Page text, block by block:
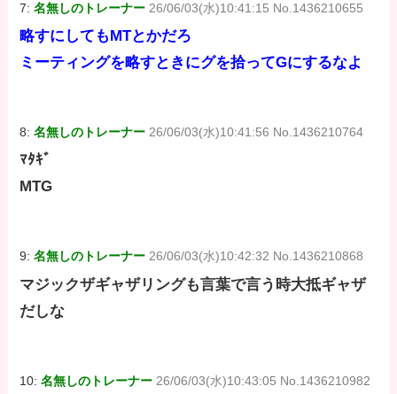
7:名無しのトレーナー 26/06/03(水)10:41:15 No.1436210655
略すにしてもMTとかだろ
ミーティングを略すときにグを拾ってGにするなよ
8:名無しのトレーナー 26/06/03(水)10:41:56 No.1436210764
ﾏﾀｷﾞ
MTG
9:名無しのトレーナー 26/06/03(水)10:42:32 No.1436210868
マジックザギャザリングも言葉で言う時大抵ギャザ
だしな
10:名無しのトレーナー 26/06/03(水)10:43:05 No.1436210982